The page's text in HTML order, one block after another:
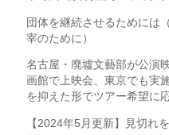
団体を継続させるためには
宰のために）
名古屋・廃墟文藝部が公演
画館で上映会、東京でも実
を抑えた形でツアー希望に
【2024年5月更新】見切れ